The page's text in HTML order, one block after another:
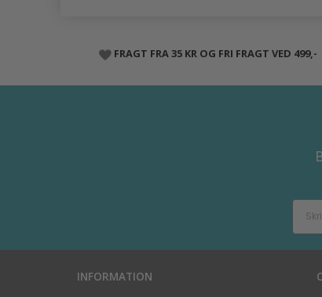
FRAGT FRA 35 KR OG FRI FRAGT VED 499,-
INFORMATION